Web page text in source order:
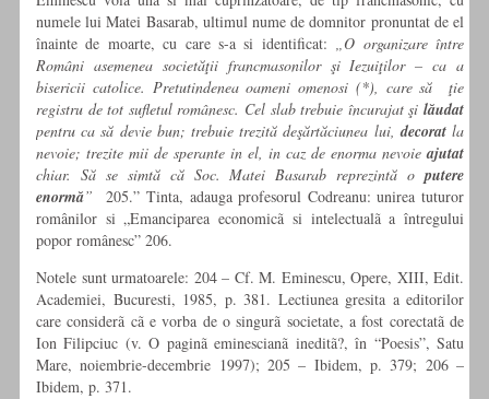
numele lui Matei Basarab, ultimul nume de domnitor pronuntat de el
înainte de moarte, cu care s-a si identificat: „O organizare între
Români asemenea societăţii francmasonilor şi Iezuiţilor – ca a
bisericii catolice. Pretutindenea oameni omenosi (*), care să ţie
registru de tot sufletul românesc. Cel slab trebuie încurajat şi lăudat
pentru ca să devie bun; trebuie trezită deşărtăciunea lui,decoratla
nevoie; trezite mii de sperante in el, in caz de enorma nevoieajutat
chiar. Să se simtă că Soc. Matei Basarab reprezintă oputere
enormă” 205.” Tinta, adauga profesorul Codreanu: unirea tuturor
românilor si „Emanciparea economicã si intelectualã a întregului
popor românesc” 206.
Notele sunt urmatoarele: 204 – Cf. M. Eminescu, Opere, XIII, Edit.
Academiei, Bucuresti, 1985, p. 381. Lectiunea gresita a editorilor
care considerã cã e vorba de o singurã societate, a fost corectatã de
Ion Filipciuc (v. O paginã eminescianã ineditã?, în “Poesis”, Satu
Mare, noiembrie-decembrie 1997); 205 – Ibidem, p. 379; 206 –
Ibidem, p. 371.